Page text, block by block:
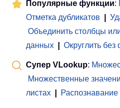
Популярные функции:
Отметка дубликатов
Объединить столбцы
данных
Округлить
Супер VLookup:
Множественные
листах
Распознавание